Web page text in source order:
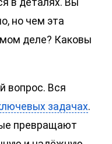
в деталях. Вы
но чем эта
деле? Каковы
вопрос. Вся
задачах.
превращают